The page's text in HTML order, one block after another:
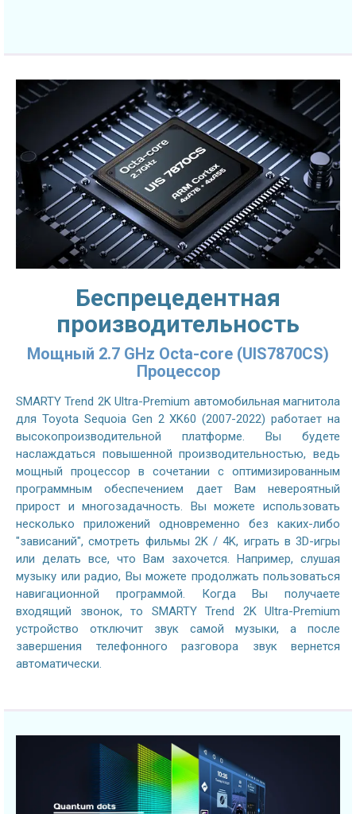
Беспрецедентная
производительность
Мощный 2.7 GHz Octa-core (UIS7870CS)
Процессор
SMARTY Trend 2K Ultra-Premium автомобильная магнитола
для Toyota Sequoia Gen 2 XK60 (2007-2022) работает на
высокопроизводительной платформе. Вы будете
наслаждаться повышенной производительностью, ведь
мощный процессор в сочетании с оптимизированным
программным обеспечением дает Вам невероятный
прирост и многозадачность. Вы можете использовать
несколько приложений одновременно без каких-либо
"зависаний", смотреть фильмы 2K / 4K, играть в 3D-игры
или делать все, что Вам захочется. Например, слушая
музыку или радио, Вы можете продолжать пользоваться
навигационной программой. Когда Вы получаете
входящий звонок, то SMARTY Trend 2K Ultra-Premium
устройство отключит звук самой музыки, а после
завершения телефонного разговора звук вернется
автоматически.